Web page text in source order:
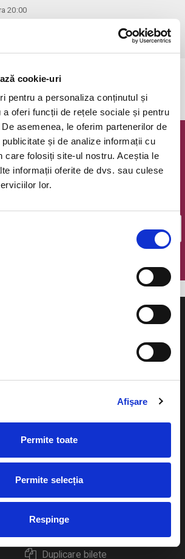
cookie-uri
pentru a personaliza conținutul și
a oferi funcții de rețele sociale și pentru
asemenea, le oferim partenerilor de
și de analize informații cu
care folosiți site-ul nostru. Aceștia le
informații oferite de dvs. sau culese
lor.
Afişare
Permite toate
Permite selecția
Respinge
20:00
Evenimentul a expirat.
@ Bilete.ro
si o editie saptamanala cu cele mai noi
evenimente.
Cum comand bilete?
eBilet printat acasa
Returnare bilete
Duplicare bilete